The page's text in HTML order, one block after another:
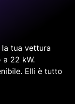
tua vettura
22 kW.
Elli è tutto